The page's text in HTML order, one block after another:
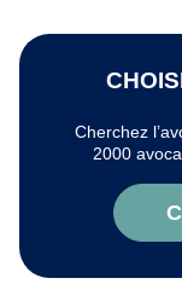
Cherchez
2000